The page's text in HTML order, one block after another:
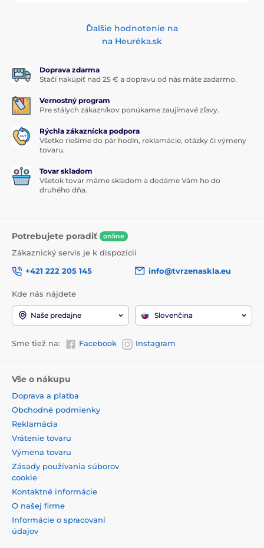
Ďalšie hodnotenie na
na Heuréka.sk
Doprava zdarma
Stačí nakúpiť nad 25 € a dopravu od nás máte zadarmo.
Vernostný program
Pre stálych zákazníkov ponúkame zaujímavé zľavy.
Rýchla zákaznícka podpora
Všetko riešime do pár hodín, reklamácie, otázky či výmeny
tovaru.
Tovar skladom
Všetok tovar máme skladom a dodáme Vám ho do
druhého dňa.
Potrebujete poradiť online
Zákaznický servis je k dispozícii
+421 222 205 145
info@tvrzenaskla.eu
Kde nás nájdete
Naše predajne Slovenčina
Sme tiež na: Facebook Instagram
Vše o nákupu
Doprava a platba
Obchodné podmienky
Reklamácia
Vrátenie tovaru
Výmena tovaru
Zásady používania súborov
cookie
Kontaktné informácie
O našej firme
Informácie o spracovaní
údajov